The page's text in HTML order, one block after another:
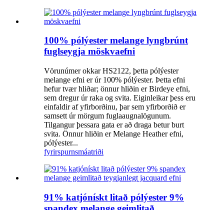
100% pólýester melange lyngbrúnt
fuglseygja möskvaefni
Vörunúmer okkar HS2122, þetta pólýester
melange efni er úr 100% pólýester. Þetta efni
hefur tvær hliðar; önnur hliðin er Birdeye efni,
sem dregur úr raka og svita. Eiginleikar þess eru
einfaldir af yfirborðinu, þar sem yfirborðið er
samsett úr mörgum fuglaaugnalögunum.
Tilgangur þessara gata er að draga betur burt
svita. Önnur hliðin er Melange Heather efni,
pólýester...
fyrirspurnsmáatriði
91% katjónískt litað pólýester 9%